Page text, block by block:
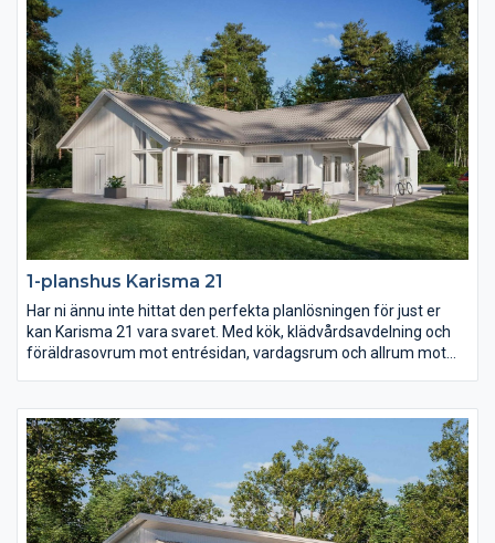
1-planshus Karisma 21
Har ni ännu inte hittat den perfekta planlösningen för just er
kan Karisma 21 vara svaret. Med kök, klädvårdsavdelning och
föräldrasovrum mot entrésidan, vardagsrum och allrum mot
ungdomssovrummen har dessutom ett eget gemensamt
badrum samt allrum.